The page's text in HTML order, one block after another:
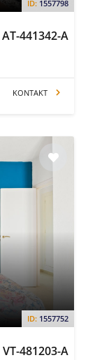
ID: 1557798
AT-441342-A
KONTAKT
ID: 1557752
VT-481203-A